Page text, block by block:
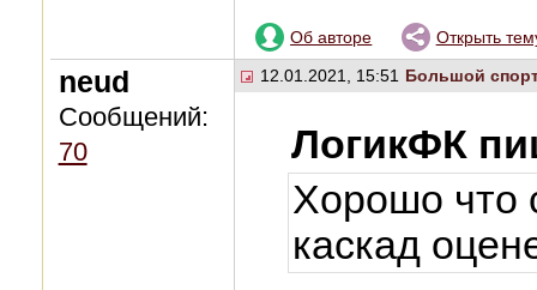
Об авторе Открыть
neud
Сообщений:
70
12.01.2021, 15:51 Большой
ЛогикФК
Хорошо что
каскад